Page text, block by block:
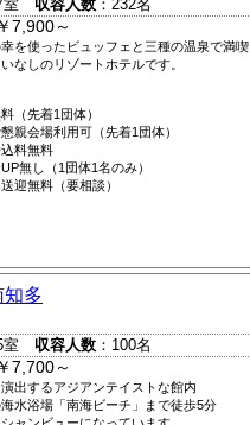
収容人数 ：232名
7,900～
を使ったビュッフェと三種の温泉で満喫
なしのリゾートホテルです。
（先着1団体）
親会場利用可（先着1団体）
料無料
無し（1団体1名のみ）
迎無料（要相談）
多
収容人数 ：100名
7,700～
出するアジアンテイストな館内
水浴場「南海ビーチ」まで徒歩5分